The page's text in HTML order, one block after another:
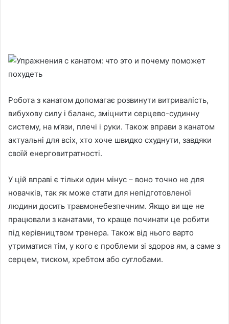
Робота з канатом допомагає розвинути витривалість,
вибухову силу і баланс, зміцнити серцево-судинну
систему, на м’язи, плечі і руки. Також вправи з канатом
актуальні для всіх, хто хоче швидко схуднути, завдяки
своїй енерговитратності.
У цій вправі є тільки один мінус – воно точно не для
новачків, так як може стати для непідготовленої
людини досить травмонебезпечним. Якщо ви ще не
працювали з канатами, то краще починати це робити
під керівництвом тренера. Також від нього варто
утриматися тім, у кого є проблеми зі здоров ям, а саме з
серцем, тиском, хребтом або суглобами.